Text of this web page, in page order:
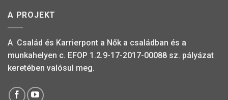
A PROJEKT
A Család és Karrierpont a Nők a családban és a
munkahelyen c. EFOP 1.2.9-17-2017-00088 sz. pályázat
keretében valósul meg.